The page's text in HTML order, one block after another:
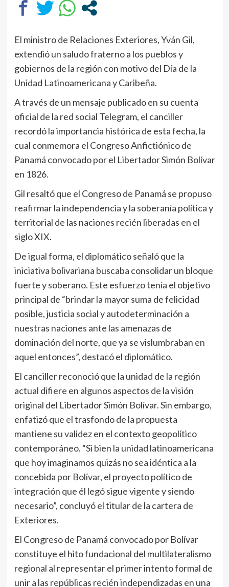
El ministro de Relaciones Exteriores, Yván Gil,
extendió un saludo fraterno a los pueblos y
gobiernos de la región con motivo del Día de la
Unidad Latinoamericana y Caribeña.
A través de un mensaje publicado en su cuenta
oficial de la red social Telegram, el canciller
recordó la importancia histórica de esta fecha, la
cual conmemora el Congreso Anfictiónico de
Panamá convocado por el Libertador Simón Bolívar
en 1826.
Gil resaltó que el Congreso de Panamá se propuso
reafirmar la independencia y la soberanía política y
territorial de las naciones recién liberadas en el
siglo XIX.
De igual forma, el diplomático señaló que la
iniciativa bolivariana buscaba consolidar un bloque
fuerte y soberano. Este esfuerzo tenía el objetivo
principal de “brindar la mayor suma de felicidad
posible, justicia social y autodeterminación a
nuestras naciones ante las amenazas de
dominación del norte, que ya se vislumbraban en
aquel entonces”, destacó el diplomático.
El canciller reconoció que la unidad de la región
actual difiere en algunos aspectos de la visión
original del Libertador Simón Bolívar. Sin embargo,
enfatizó que el trasfondo de la propuesta
mantiene su validez en el contexto geopolítico
contemporáneo. “Si bien la unidad latinoamericana
que hoy imaginamos quizás no sea idéntica a la
concebida por Bolívar, el proyecto político de
integración que él legó sigue vigente y siendo
necesario”, concluyó el titular de la cartera de
Exteriores.
El Congreso de Panamá convocado por Bolívar
constituye el hito fundacional del multilateralismo
regional al representar el primer intento formal de
unir a las repúblicas recién independizadas en una